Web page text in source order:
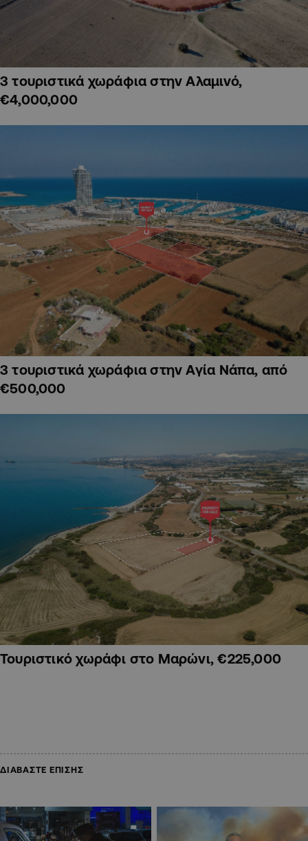
3 τουριστικά χωράφια στην Αλαμινό,
€4,000,000
3 τουριστικά χωράφια στην Αγία Νάπα, από
€500,000
Τουριστικό χωράφι στο Μαρώνι, €225,000
ΔΙΑΒΑΣΤΕ ΕΠΙΣΗΣ